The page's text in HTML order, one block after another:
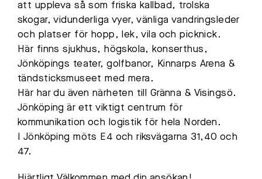
att uppleva så som friska kallbad, trolska
skogar, vidunderliga vyer, vänliga vandringsleder
och platser för hopp, lek, vila och picknick.
Här finns sjukhus, högskola, konserthus,
Jönköpings teater, golfbanor, Kinnarps Arena &
tändsticksmuseet med mera.
Här har du även närheten till Gränna & Visingsö.
Jönköping är ett viktigt centrum för
kommunikation och logistik för hela Norden.
I Jönköping möts E4 och riksvägarna 31,40 och
47.